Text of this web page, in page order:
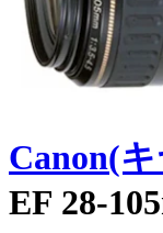
Canon(
EF 28-